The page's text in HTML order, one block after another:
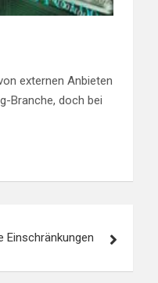
externen Anbieten
Branche, doch bei
Einschränkungen